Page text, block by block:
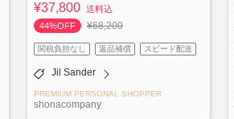
¥37,800 送料込
44%OFF
¥68,200
関税負担なし 返品補償 スピード配送
Jil Sander
PREMIUM PERSONAL SHOPPER
shonacompany